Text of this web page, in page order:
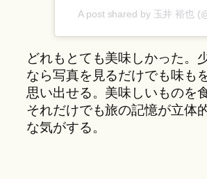
A post shared by 玉井 裕也
どれもとても美味しかった。
なら写真を見るだけでも味も
思い出せる。美味しいものを
それだけでも旅の記憶が立体
な気がする。